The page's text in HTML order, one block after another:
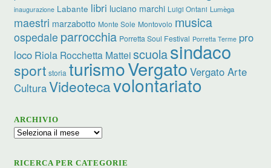
inaugurazione Labante libri luciano marchi Luigi Ontani Lumèga
maestri marzabotto Monte Sole Montovolo musica
ospedale parrocchia Porretta Soul Festival Porretta Terme pro
loco Riola Rocchetta Matteiscuolasindaco
sport storia turismoVergato Vergato Arte
CulturaVideotecavolontariato
ARCHIVIO
Archivio
RICERCA PER CATEGORIE